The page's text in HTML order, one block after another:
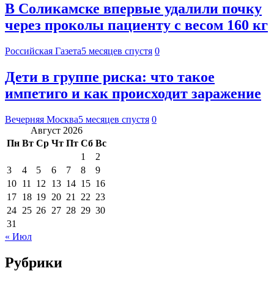
В Соликамске впервые удалили почку
через проколы пациенту с весом 160 кг
Российская Газета5 месяцев спустя 0
Дети в группе риска: что такое
импетиго и как происходит заражение
Вечерняя Москва5 месяцев спустя 0
Август 2026
Пн Вт Ср Чт Пт Сб Вс
1
2
3
4 5 6 7 8
9
10 11 12 13 14 15 16
17 18 19 20 21 22 23
24 25 26 27 28 29 30
31
« Июл
Рубрики